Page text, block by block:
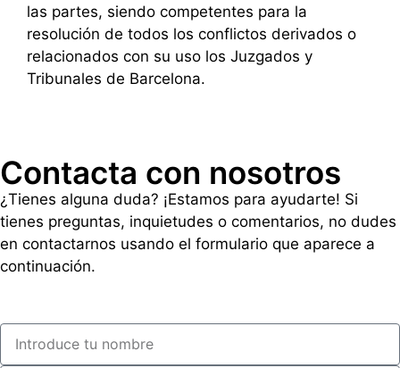
las partes, siendo competentes para la
resolución de todos los conflictos derivados o
relacionados con su uso los Juzgados y
Tribunales de Barcelona.
Contacta con nosotros
¿Tienes alguna duda? ¡Estamos para ayudarte! Si
tienes preguntas, inquietudes o comentarios, no dudes
en contactarnos usando el formulario que aparece a
continuación.